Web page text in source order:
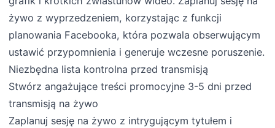
żywo z wyprzedzeniem, korzystając z funkcji
planowania Facebooka, która pozwala obserwującym
ustawić przypomnienia i generuje wczesne poruszenie.
Niezbędna lista kontrolna przed transmisją
Stwórz angażujące treści promocyjne 3-5 dni przed
transmisją na żywo
Zaplanuj sesję na żywo z intrygującym tytułem i